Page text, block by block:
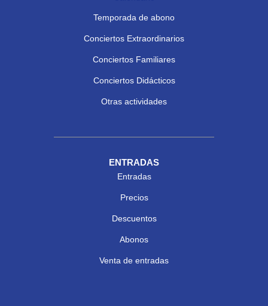
Temporada de abono
Conciertos Extraordinarios
Conciertos Familiares
Conciertos Didácticos
Otras actividades
ENTRADAS
Entradas
Precios
Descuentos
Abonos
Venta de entradas